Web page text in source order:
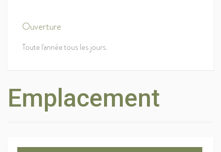
Ouverture
Toute l'année tous les jours.
Emplacement